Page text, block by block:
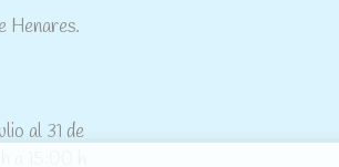
Henares.
al 31 de